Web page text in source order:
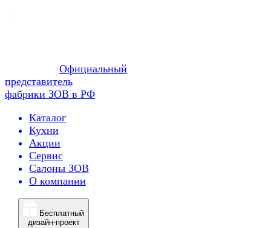
Официальный
представитель
фабрики ЗОВ в РФ
Каталог
Кухни
Акции
Сервис
Салоны ЗОВ
О компании
Бесплатный
дизайн-проект